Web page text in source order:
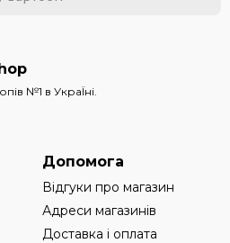
№1 в УкраЇні.
Допомога
Відгуки про магазин
Адреси магазинів
Доставка і оплата